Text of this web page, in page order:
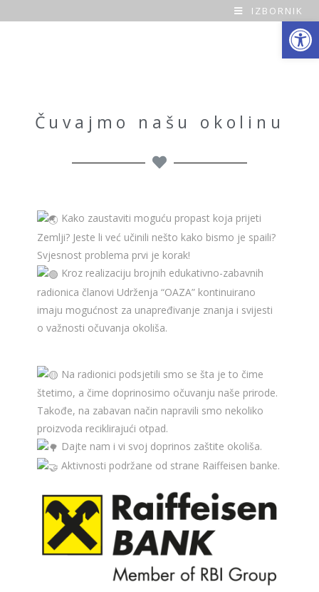
Open toolbar
O
IZBORNIK
Čuvajmo našu okolinu
Kako zaustaviti moguću propast koja prijeti
Zemlji? Jeste li već učinili nešto kako bismo je spaili?
Svjesnost problema prvi je korak!
Kroz realizaciju brojnih edukativno-zabavnih
radionica članovi Udrženja “OAZA” kontinuirano
imaju mogućnost za unapređivanje znanja i svijesti
o važnosti očuvanja okoliša.
Na radionici podsjetili smo se šta je to čime
štetimo, a čime doprinosimo očuvanju naše prirode.
Takođe, na zabavan način napravili smo nekoliko
proizvoda reciklirajući otpad.
Dajte nam i vi svoj doprinos zaštite okoliša.
Aktivnosti podržane od strane Raiffeisen banke.